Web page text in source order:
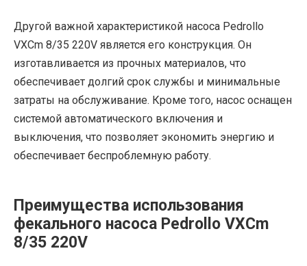
Другой важной характеристикой насоса Pedrollo
VXCm 8/35 220V является его конструкция. Он
изготавливается из прочных материалов, что
обеспечивает долгий срок службы и минимальные
затраты на обслуживание. Кроме того, насос оснащен
системой автоматического включения и
выключения, что позволяет экономить энергию и
обеспечивает беспроблемную работу.
Преимущества использования
фекального насоса Pedrollo VXCm
8/35 220V